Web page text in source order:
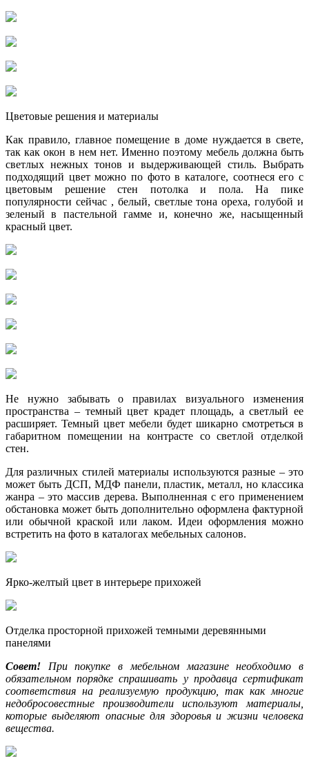
Цветовые решения и материалы
Как правило, главное помещение в доме нуждается в свете,
так как окон в нем нет. Именно поэтому мебель должна быть
светлых нежных тонов и выдерживающей стиль. Выбрать
подходящий цвет можно по фото в каталоге, соотнеся его с
цветовым решение стен потолка и пола. На пике
популярности сейчас , белый, светлые тона ореха, голубой и
зеленый в пастельной гамме и, конечно же, насыщенный
красный цвет.
Не нужно забывать о правилах визуального изменения
пространства – темный цвет крадет площадь, а светлый ее
расширяет. Темный цвет мебели будет шикарно смотреться в
габаритном помещении на контрасте со светлой отделкой
стен.
Для различных стилей материалы используются разные – это
может быть ДСП, МДФ панели, пластик, металл, но классика
жанра – это массив дерева. Выполненная с его применением
обстановка может быть дополнительно оформлена фактурной
или обычной краской или лаком. Идеи оформления можно
встретить на фото в каталогах мебельных салонов.
Ярко-желтый цвет в интерьере прихожей
Отделка просторной прихожей темными деревянными
панелями
Совет! При покупке в мебельном магазине необходимо в
обязательном порядке спрашивать у продавца сертификат
соответствия на реализуемую продукцию, так как многие
недобросовестные производители используют материалы,
которые выделяют опасные для здоровья и жизни человека
вещества.